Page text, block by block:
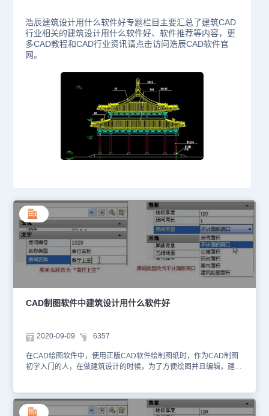
浩辰建筑设计用什么软件好专题栏目主要汇总了建筑CAD
行业相关的建筑设计用什么软件好、软件推荐等内容，更
多CAD教程和CAD行业资讯请点击访问浩辰CAD软件官
网。
CAD制图软件中建筑设计用什么软件好
2020-09-09 6357
在CAD绘图软件中，使用正版CAD软件绘制图纸时，作为CAD制图
初学入门的人，在做建筑设计的时候，为了方便绘图并且编辑，建筑
开浩辰CAD绘图软件；2、一次修改多个房间名称，可选择多个需要
改为同名的房间对象，Ctrl+1 进入特性栏， 把房间名称栏内容原来